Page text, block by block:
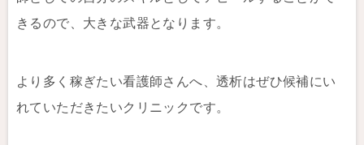
きるので、大きな武器となります。
より多く稼ぎたい看護師さんへ、透析はぜひ候補にい
れていただきたいクリニックです。